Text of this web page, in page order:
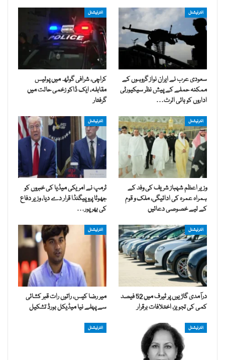
انٹرنیشنل
سعودی عرب نے ایران نواز گروہوں کے
ممکنہ حملے کے پیش نظر سیکیورٹی
اداروں کو ہائی الرٹ…
انٹرنیشنل
کراچی، شرافی گوٹھ میں پولیس
مقابلہ، ایک ڈاکو زخمی حالت میں
گرفتار
انٹرنیشنل
وزیر اعظم شہباز شریف کی وفد کے
ہمراہ عمرہ کی ادائیگی، ملک و قوم
کے لیے خصوصی دعائیں
انٹرنیشنل
ٹرمپ نے امریکی میڈیا کی خبروں کو
جھوٹا پروپیگنڈا قرار دے دیا، وزیر دفاع
کی بھرپور…
انٹرنیشنل
درآمدی گاڑیوں پر ٹیرف میں 52 فیصد
کمی کی تجویز، اختلافات برقرار
انٹرنیشنل
میر رضا کیس، راتوں رات قبر کشائی
سے پہلے نیا میڈیکل بورڈ تشکیل
انٹرنیشنل انٹرنیشنل